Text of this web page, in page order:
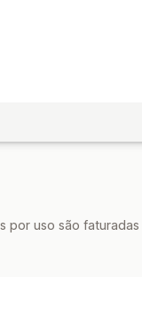
por uso são